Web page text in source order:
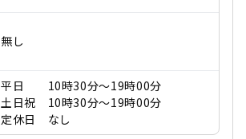
無し
平日 10時30分～19時00分
土日祝 10時30分～19時00分
定休日 なし